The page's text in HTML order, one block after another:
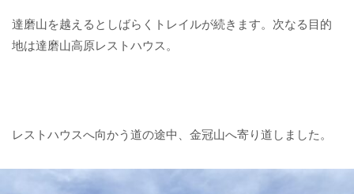
達磨山を越えるとしばらくトレイルが続きます。次なる目的
地は達磨山高原レストハウス。
レストハウスへ向かう道の途中、金冠山へ寄り道しました。